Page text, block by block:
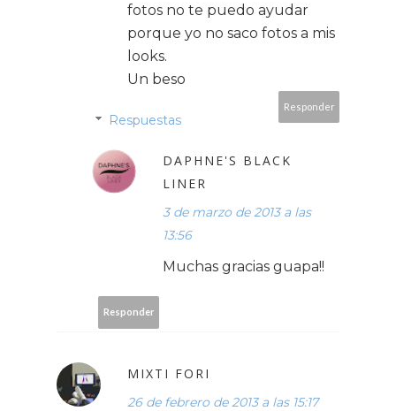
fotos no te puedo ayudar
porque yo no saco fotos a mis
looks.
Un beso
Responder
Respuestas
DAPHNE'S BLACK
LINER
3 de marzo de 2013 a las
13:56
Muchas gracias guapa!!
Responder
MIXTI FORI
26 de febrero de 2013 a las 15:17